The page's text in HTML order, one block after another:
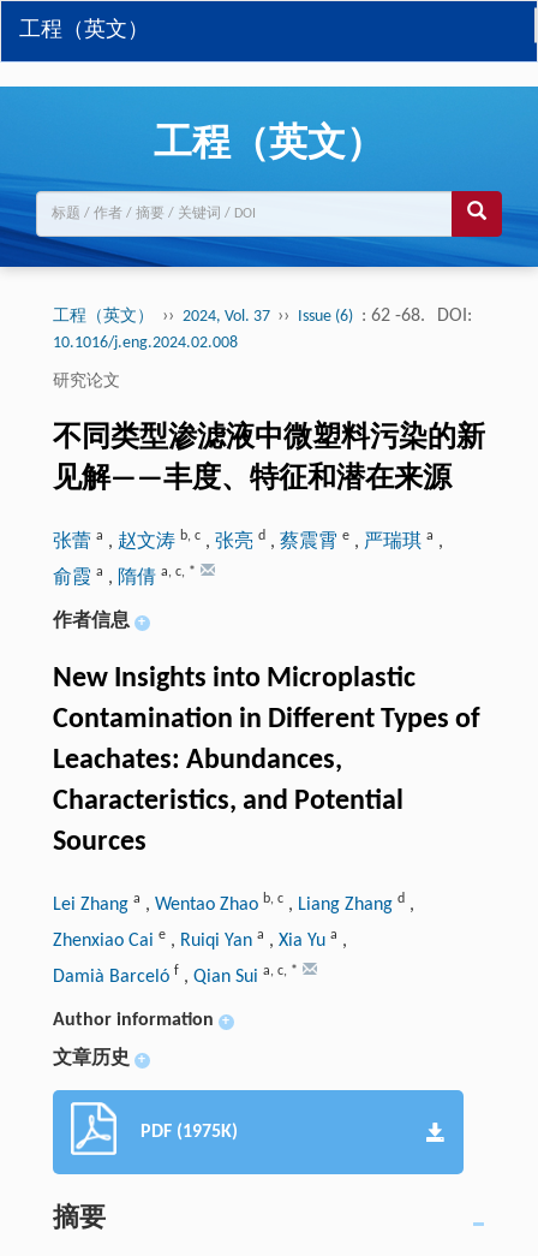
工程（英文）
工程（英文）
工程（英文） ›› 2024, Vol. 37 ›› Issue (6) : 62 -68. DOI:
10.1016/j.eng.2024.02.008
研究论文
不同类型渗滤液中微塑料污染的新
见解——丰度、特征和潜在来源
张蕾 a , 赵文涛 b, c, 张亮 d, 蔡震霄 e, 严瑞琪 a ,
俞霞 a , 隋倩 a, c, *
作者信息 +
New Insights into Microplastic
Contamination in Different Types of
Leachates: Abundances,
Characteristics, and Potential
Sources
Lei Zhang a , Wentao Zhao b, c, Liang Zhang d,
Zhenxiao Cai e, Ruiqi Yan a , Xia Yu a ,
Damià Barceló f , Qian Sui a, c, *
Author information +
文章历史 +
PDF (1975K)
摘要